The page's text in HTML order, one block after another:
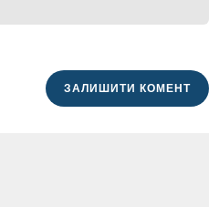
ЗАЛИШИТИ КОМЕНТ